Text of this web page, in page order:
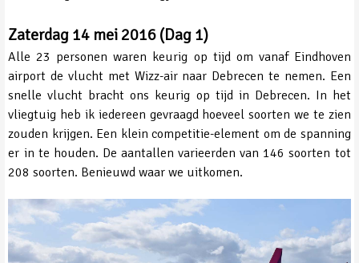
Zaterdag 14 mei 2016 (Dag 1)
Alle 23 personen waren keurig op tijd om vanaf Eindhoven
airport de vlucht met Wizz-air naar Debrecen te nemen. Een
snelle vlucht bracht ons keurig op tijd in Debrecen. In het
vliegtuig heb ik iedereen gevraagd hoeveel soorten we te zien
zouden krijgen. Een klein competitie-element om de spanning
er in te houden. De aantallen varieerden van 146 soorten tot
208 soorten. Benieuwd waar we uitkomen.